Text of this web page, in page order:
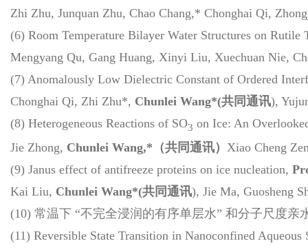
Zhi Zhu, Junquan Zhu, Chao Chang,* Chonghai Qi,
(6) Room Temperature Bilayer Water Structures on
Mengyang Qu, Gang Huang, Xinyi Liu, Xuechuan Nie,
(7) Anomalously Low Dielectric Constant of Ordered
Chonghai Qi, Zhi Zhu*, Chunlei Wang*(共同通讯),
(8) Heterogeneous Reactions of SO3 on Ice: An
Jie Zhong, Chunlei Wang,*（共同通讯） Xiao Cheng
(9) Janus effect of antifreeze proteins on ice nucleation,
Kai Liu, Chunlei Wang*(共同通讯), Jie Ma, Guosheng
(10) 常温下 “不完全浸润的有序单层水” 和分子尺度
(11) Reversible State Transition in Nanoconfined